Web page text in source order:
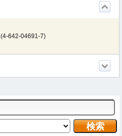
(4-642-04691-7)